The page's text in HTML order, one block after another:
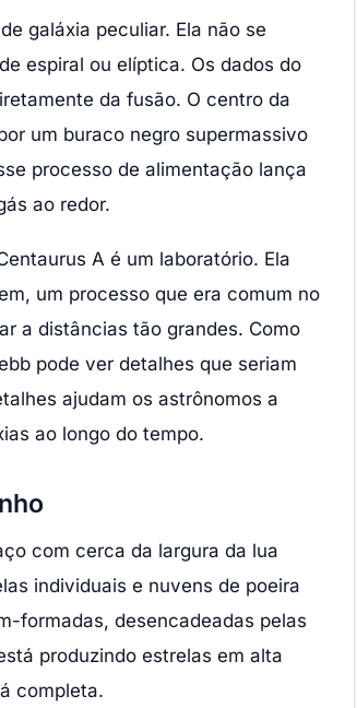
galáxia peculiar. Ela não se
espiral ou elíptica. Os dados do
da fusão. O centro da
um buraco negro supermassivo
processo de alimentação lança
ao redor.
A é um laboratório. Ela
um processo que era comum no
a distâncias tão grandes. Como
pode ver detalhes que seriam
ajudam os astrônomos a
ao longo do tempo.
com cerca da largura da lua
individuais e nuvens de poeira
formadas, desencadeadas pelas
produzindo estrelas em alta
completa.